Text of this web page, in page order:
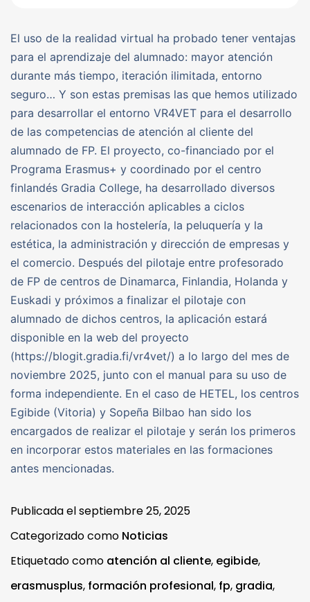
El uso de la realidad virtual ha probado tener ventajas
para el aprendizaje del alumnado: mayor atención
durante más tiempo, iteración ilimitada, entorno
seguro… Y son estas premisas las que hemos utilizado
para desarrollar el entorno VR4VET para el desarrollo
de las competencias de atención al cliente del
alumnado de FP. El proyecto, co-financiado por el
Programa Erasmus+ y coordinado por el centro
finlandés Gradia College, ha desarrollado diversos
escenarios de interacción aplicables a ciclos
relacionados con la hostelería, la peluquería y la
estética, la administración y dirección de empresas y
el comercio. Después del pilotaje entre profesorado
de FP de centros de Dinamarca, Finlandia, Holanda y
Euskadi y próximos a finalizar el pilotaje con
alumnado de dichos centros, la aplicación estará
disponible en la web del proyecto
(https://blogit.gradia.fi/vr4vet/) a lo largo del mes de
noviembre 2025, junto con el manual para su uso de
forma independiente. En el caso de HETEL, los centros
Egibide (Vitoria) y Sopeña Bilbao han sido los
encargados de realizar el pilotaje y serán los primeros
en incorporar estos materiales en las formaciones
antes mencionadas.
Publicada elseptiembre 25, 2025
Categorizado como Noticias
Etiquetado como atención al cliente, egibide,
erasmusplus, formación profesional, fp, gradia,